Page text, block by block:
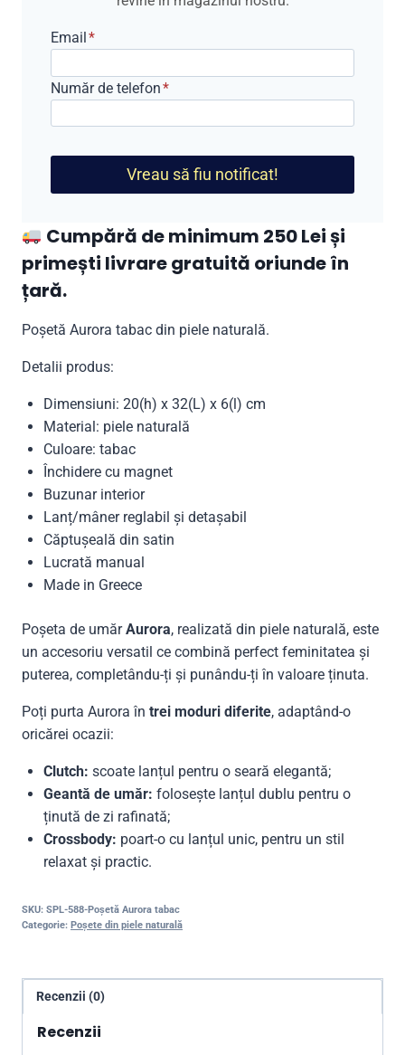
Email *
Număr de telefon*
Vreau să fiu notificat!
Cumpără de minimum 250 Lei și
primești livrare gratuită oriunde în
țară.
Poșetă Aurora tabac din piele naturală.
Detalii produs:
Dimensiuni: 20(h) x 32(L) x 6(l) cm
Material: piele naturală
Culoare: tabac
Închidere cu magnet
Buzunar interior
Lanț/mâner reglabil și detașabil
Căptușeală din satin
Lucrată manual
Made in Greece
Poșeta de umărAurora, realizată din piele naturală, este
un accesoriu versatil ce combină perfect feminitatea și
puterea, completându-ți și punându-ți în valoare ținuta.
Poți purta Aurora în trei moduri diferite, adaptând-o
oricărei ocazii:
Clutch: scoate lanțul pentru o seară elegantă;
Geantă de umăr: folosește lanțul dublu pentru o
ținută de zi rafinată;
Crossbody: poart-o cu lanțul unic, pentru un stil
relaxat și practic.
SKU: SPL-588-Poșetă Aurora tabac
Categorie: Poșete din piele naturală
Recenzii (0)
Recenzii